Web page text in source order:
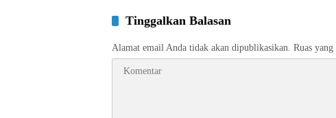
Tinggalkan Balasan
Alamat email Anda tidak akan dipublikasikan. Ruas